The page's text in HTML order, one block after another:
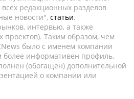
редакционных разделов
новости", статьи,
интервью, а также
проектов). Таким образом, чем
было с именем компании
более информативен профиль.
(обогащен) дополнительной
о компании или